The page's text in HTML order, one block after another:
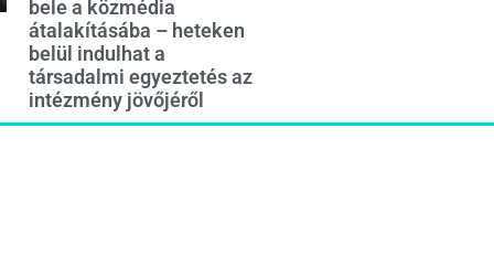
bele a közmédia
átalakításába – heteken
belül indulhat a
társadalmi egyeztetés az
intézmény jövőjéről